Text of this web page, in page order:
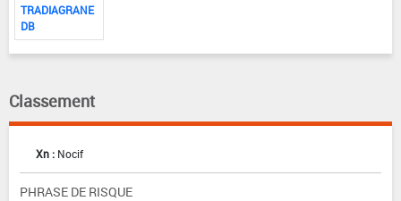
TRADIAGRANE
DB
Classement
Xn : Nocif
PHRASE DE RISQUE